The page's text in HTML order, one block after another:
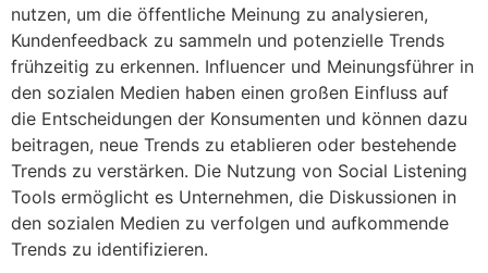
nutzen, um die öffentliche Meinung zu analysieren,
Kundenfeedback zu sammeln und potenzielle Trends
frühzeitig zu erkennen. Influencer und Meinungsführer in
den sozialen Medien haben einen großen Einfluss auf
die Entscheidungen der Konsumenten und können dazu
beitragen, neue Trends zu etablieren oder bestehende
Trends zu verstärken. Die Nutzung von Social Listening
Tools ermöglicht es Unternehmen, die Diskussionen in
den sozialen Medien zu verfolgen und aufkommende
Trends zu identifizieren.